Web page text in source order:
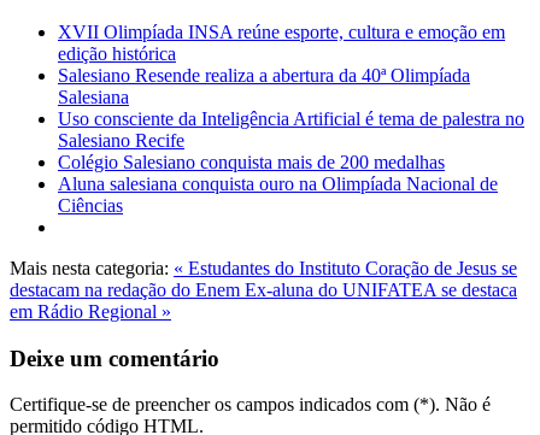
XVII Olimpíada INSA reúne esporte, cultura e emoção em
edição histórica
Salesiano Resende realiza a abertura da 40ª Olimpíada
Salesiana
Uso consciente da Inteligência Artificial é tema de palestra no
Salesiano Recife
Colégio Salesiano conquista mais de 200 medalhas
Aluna salesiana conquista ouro na Olimpíada Nacional de
Ciências
Mais nesta categoria: « Estudantes do Instituto Coração de Jesus se
destacam na redação do Enem Ex-aluna do UNIFATEA se destaca
em Rádio Regional »
Deixe um comentário
Certifique-se de preencher os campos indicados com (*). Não é
permitido código HTML.